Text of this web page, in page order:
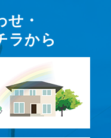
・
ラから